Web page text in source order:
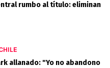
rumbo al título: eliminan
allanado: "Yo no abandono